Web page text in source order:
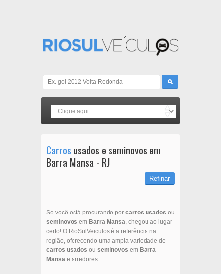
Carros usados e seminovos em
Barra Mansa - RJ
Refinar
Se você está procurando por carros usados ou
seminovos em Barra Mansa, chegou ao lugar
certo! O RioSulVeiculos é a referência na
região, oferecendo uma ampla variedade de
carros usados ou seminovos em Barra
Mansa e arredores.